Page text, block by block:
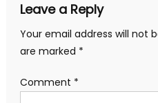
Leave a Reply
Your email address will not
are marked *
Comment *